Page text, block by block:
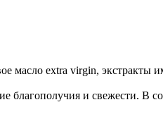
масло extra virgin, экстракты
и свежести. В